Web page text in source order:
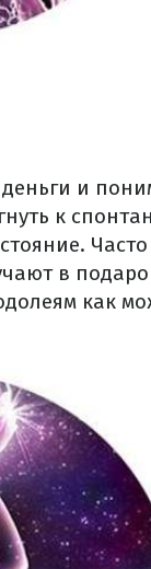
и
к
в
как